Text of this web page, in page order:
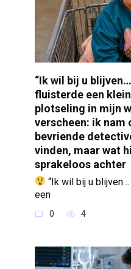
“Ik wil bij u
fluisterde een
plotseling in mijn
verscheen: ik nam
bevriende
vinden, maar wat
sprakeloos achter
“Ik wil bij u
een
0 4